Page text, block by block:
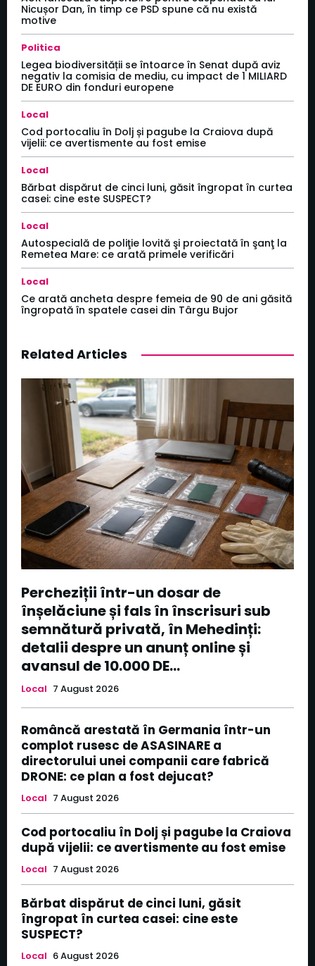
Nicușor Dan, în timp ce PSD spune că nu există
motive
Politica
Legea biodiversității se întoarce în Senat după aviz
negativ la comisia de mediu, cu impact de 1 MILIARD
DE EURO din fonduri europene
Local
Cod portocaliu în Dolj și pagube la Craiova după
vijelii: ce avertismente au fost emise
Local
Bărbat dispărut de cinci luni, găsit îngropat în curtea
casei: cine este SUSPECT?
Local
Autospecială de poliţie lovită şi proiectată în şanţ la
Remetea Mare: ce arată primele verificări
Local
Ce arată ancheta despre femeia de 90 de ani găsită
îngropată în spatele casei din Târgu Bujor
Related Articles
Percheziții într-un dosar de
înșelăciune și fals în înscrisuri sub
semnătură privată, în Mehedinți:
detalii despre un anunț online și
avansul de 10.000 DE...
Local 7 August 2026
Româncă arestată în Germania într-un
complot rusesc de ASASINARE a
directorului unei companii care fabrică
DRONE: ce plan a fost dejucat?
Local 7 August 2026
Cod portocaliu în Dolj și pagube la Craiova
după vijelii: ce avertismente au fost emise
Local 7 August 2026
Bărbat dispărut de cinci luni, găsit
îngropat în curtea casei: cine este
SUSPECT?
Local 6 August 2026